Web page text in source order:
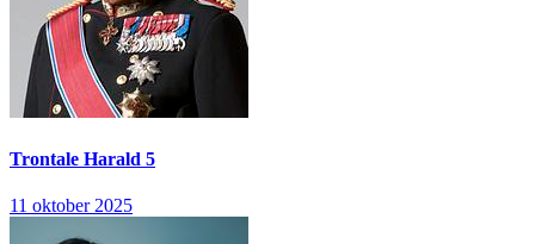
Trontale Harald 5
11 oktober 2025